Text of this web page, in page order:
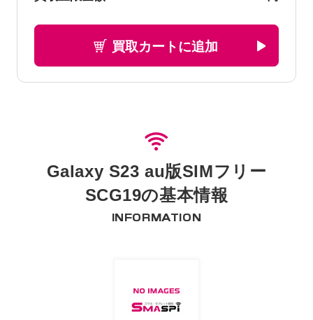
買取カートに追加
Galaxy S23 au版SIMフリー
SCG19の基本情報
INFORMATION